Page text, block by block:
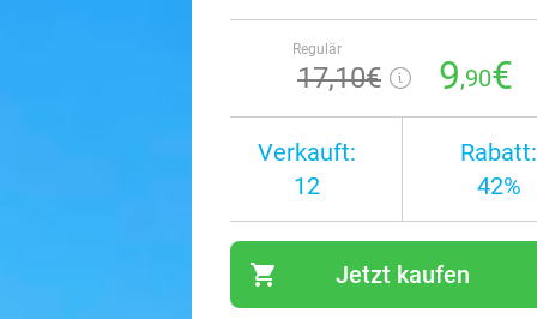
Regulär
17,10€ 9,90€
Verkauft:
12
Rabatt:
42%
shopping_cart Jetzt kaufen